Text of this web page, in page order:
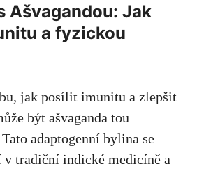
Ašvagandou: Jak
a fyzickou
jak posílit imunitu a ⁤zlepšit
být ašvaganda tou​
adaptogenní bylina se
v tradiční⁣ indické medicíně a